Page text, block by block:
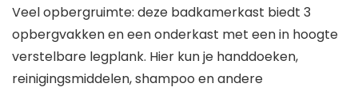
Veel opbergruimte: deze badkamerkast biedt 3
opbergvakken en een onderkast met een in hoogte
verstelbare legplank. Hier kun je handdoeken,
reinigingsmiddelen, shampoo en andere